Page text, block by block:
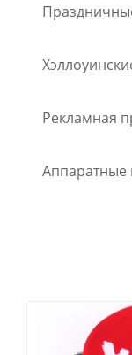
Рекламная
Аппаратные